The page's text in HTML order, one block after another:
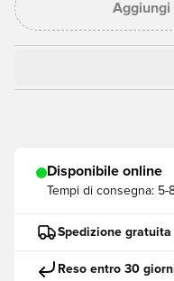
Aggiungi
Disponibile online
Tempi di consegna: 5-
Spedizione
Reso entro 30